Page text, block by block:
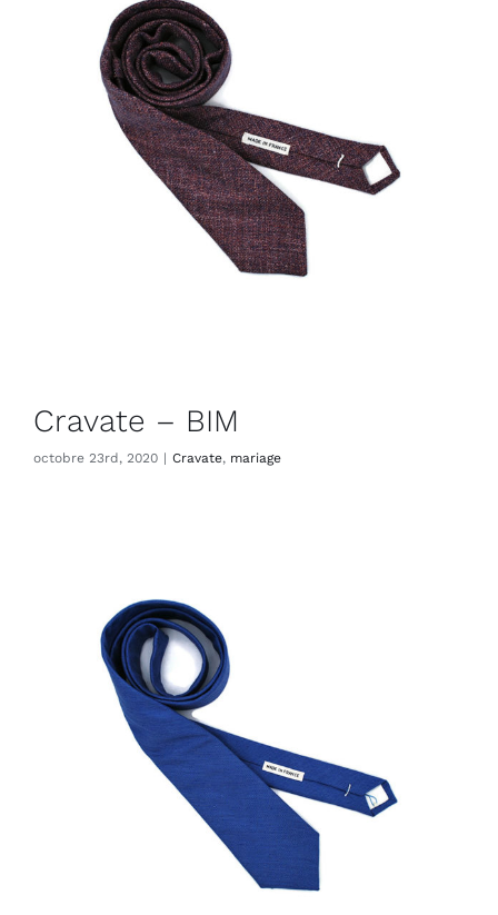
Cravate – BIM
octobre 23rd, 2020 | Cravate, mariage